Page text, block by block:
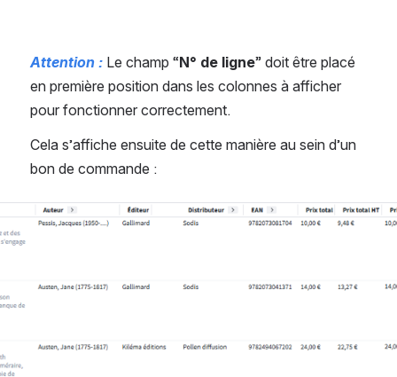
Attention : Le champ “N° de ligne” doit être placé
en première position dans les colonnes à afficher
pour fonctionner correctement.
Cela s’affiche ensuite de cette manière au sein d’un
bon de commande :